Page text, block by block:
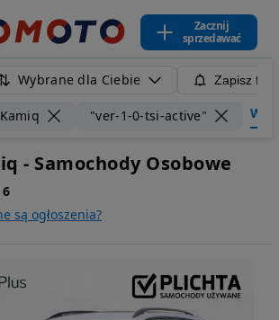
Zacznij
sprzedawać
Wybrane dla Ciebie Zapisz
Kamiq "ver-1-0-tsi-active"
- Samochody Osobowe
6
są ogłoszenia?